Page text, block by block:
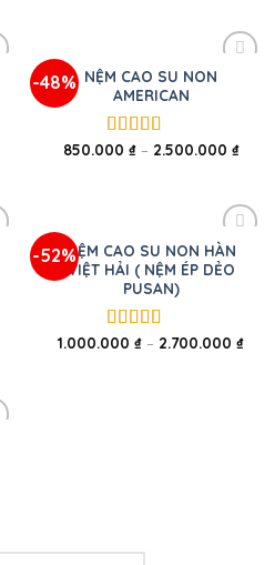
-48% NỆM CAO SU NON
AMERICAN
Được xếp
850.000 ₫– 2.500.000 ₫
-52%NỆM CAO SU NON HÀN
VIỆT HẢI ( NỆM ÉP DẺO
PUSAN)
Được xếp
1.000.000 ₫ – 2.700.000 ₫